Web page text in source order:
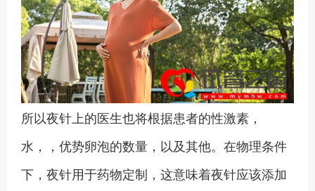
所以夜针上的医生也将根据患者的性激素，
水，，优势卵泡的数量，以及其他。在物理条件
下，夜针用于药物定制，这意味着夜针应该添加